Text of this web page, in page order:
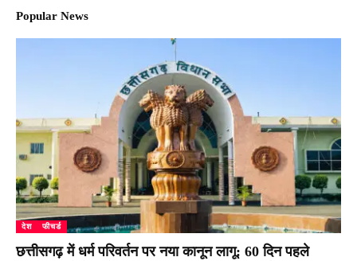
Popular News
देश फीचर्ड
छत्तीसगढ़ में धर्म परिवर्तन पर नया कानून लागू: 60 दिन पहले